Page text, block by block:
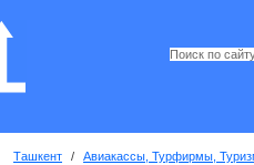
Ташкент / Авиакассы, Турфирмы,